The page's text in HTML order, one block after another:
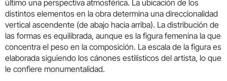
último una perspectiva atmosférica. La ubicación de los
distintos elementos en la obra determina una direccionalidad
vertical ascendente (de abajo hacia arriba). La distribución de
las formas es equilibrada, aunque es la figura femenina la que
concentra el peso en la composición. La escala de la figura es
elaborada siguiendo los cánones estilísticos del artista, lo que
le confiere monumentalidad.